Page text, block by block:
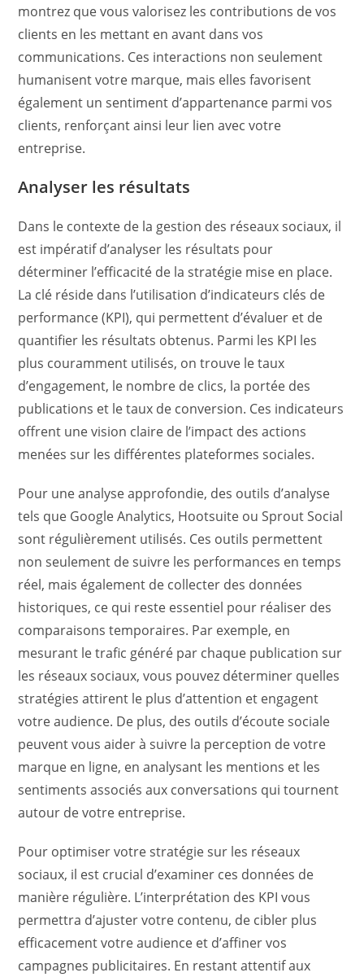
montrez que vous valorisez les contributions de vos
clients en les mettant en avant dans vos
communications. Ces interactions non seulement
humanisent votre marque, mais elles favorisent
également un sentiment d’appartenance parmi vos
clients, renforçant ainsi leur lien avec votre
entreprise.
Analyser les résultats
Dans le contexte de la gestion des réseaux sociaux, il
est impératif d’analyser les résultats pour
déterminer l’efficacité de la stratégie mise en place.
La clé réside dans l’utilisation d’indicateurs clés de
performance (KPI), qui permettent d’évaluer et de
quantifier les résultats obtenus. Parmi les KPI les
plus couramment utilisés, on trouve le taux
d’engagement, le nombre de clics, la portée des
publications et le taux de conversion. Ces indicateurs
offrent une vision claire de l’impact des actions
menées sur les différentes plateformes sociales.
Pour une analyse approfondie, des outils d’analyse
tels que Google Analytics, Hootsuite ou Sprout Social
sont régulièrement utilisés. Ces outils permettent
non seulement de suivre les performances en temps
réel, mais également de collecter des données
historiques, ce qui reste essentiel pour réaliser des
comparaisons temporaires. Par exemple, en
mesurant le trafic généré par chaque publication sur
les réseaux sociaux, vous pouvez déterminer quelles
stratégies attirent le plus d’attention et engagent
votre audience. De plus, des outils d’écoute sociale
peuvent vous aider à suivre la perception de votre
marque en ligne, en analysant les mentions et les
sentiments associés aux conversations qui tournent
autour de votre entreprise.
Pour optimiser votre stratégie sur les réseaux
sociaux, il est crucial d’examiner ces données de
manière régulière. L’interprétation des KPI vous
permettra d’ajuster votre contenu, de cibler plus
efficacement votre audience et d’affiner vos
campagnes publicitaires. En restant attentif aux